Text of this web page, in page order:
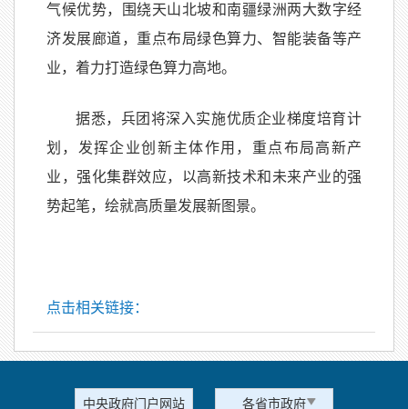
气候优势，围绕天山北坡和南疆绿洲两大数字经
济发展廊道，重点布局绿色算力、智能装备等产
业，着力打造绿色算力高地。
据悉，兵团将深入实施优质企业梯度培育计
划，发挥企业创新主体作用，重点布局高新产
业，强化集群效应，以高新技术和未来产业的强
势起笔，绘就高质量发展新图景。
点击相关链接：
中央政府门户网站 各省市政府